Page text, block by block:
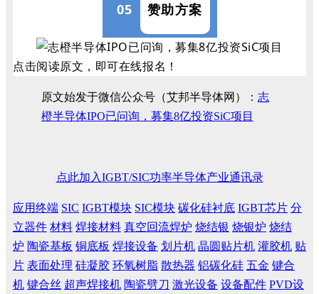
05 赞助方案
点击阅读原文，即可在线报名！
原文始发于微信公众号（艾邦半导体网）： 志
橙半导体IPO已问询，募集8亿投资SiC项目
点此加入IGBT/SIC功率半导体产业通讯录
应用终端 SIC IGBT模块 SIC模块 碳化硅衬底 IGBT芯片 分
立器件 材料 焊接材料 真空回流焊炉 烧结银 烧银炉 烧结
炉 陶瓷基板 铜底板 焊接设备 划片机 晶圆贴片机 灌胶机 贴
片 表面处理 硅凝胶 环氧树脂 散热器 铝碳化硅 五金 键合
机 键合丝 超声焊接机 陶瓷劈刀 激光设备 设备配件 PVD设